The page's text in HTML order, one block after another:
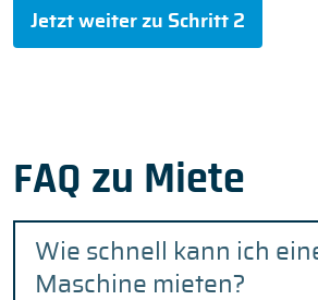
Jetzt weiter zu Schritt 2
FAQ zu Miete
Wie schnell kann ich
Maschine mieten?